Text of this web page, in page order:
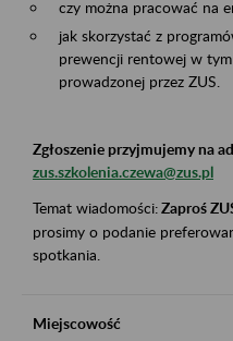
czy można pracować na
jak skorzystać z
prewencji rentowej w
prowadzonej przez ZUS.
Zgłoszenie przyjmujemy na
zus.szkolenia.czewa@zus.pl
Temat wiadomości:Zaproś
prosimy o podanie
spotkania.
Miejscowość